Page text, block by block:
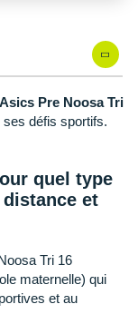
Pre Noosa Tri
défis sportifs.
quel type
et
Tri 16
maternelle) qui
et au